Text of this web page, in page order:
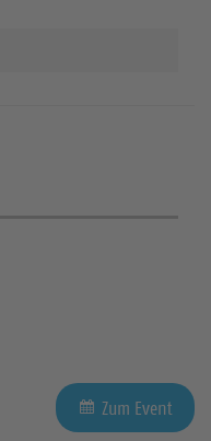
Zum Event